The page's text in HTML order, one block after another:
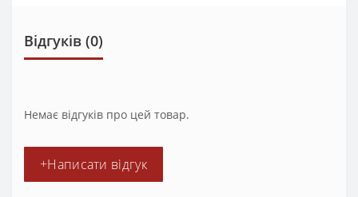
Відгуків (0)
Немає відгуків про цей товар.
+Написати відгук